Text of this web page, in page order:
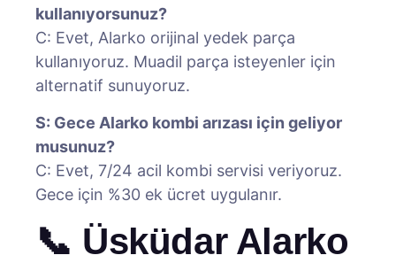
kullanıyorsunuz?
C: Evet, Alarko orijinal yedek parça
kullanıyoruz. Muadil parça isteyenler için
alternatif sunuyoruz.
S: Gece Alarko kombi arızası için geliyor
musunuz?
C: Evet, 7/24 acil kombi servisi veriyoruz.
Gece için %30 ek ücret uygulanır.
📞 Üsküdar Alarko